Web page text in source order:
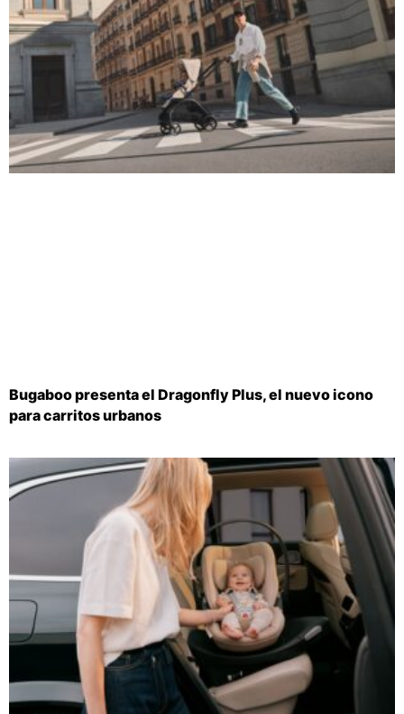
Bugaboo presenta el Dragonfly Plus, el nuevo icono
para carritos urbanos